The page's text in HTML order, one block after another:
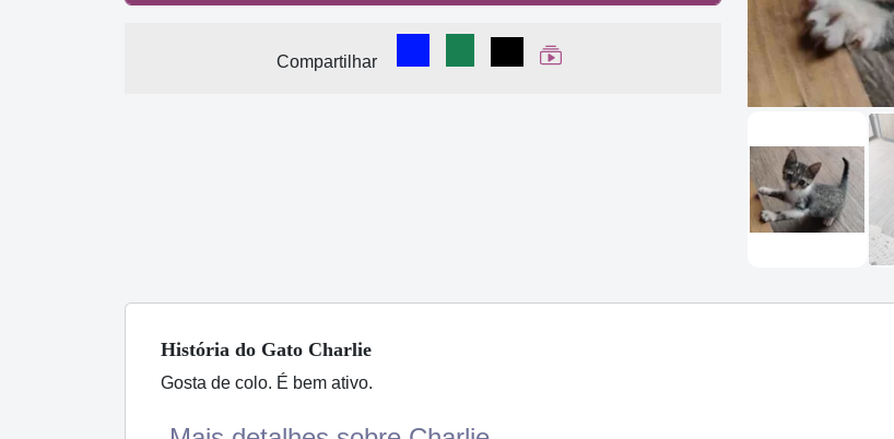
Compartilhar
Compartilhar no Facebook
Compartilhar no WhatsApp
Compartilhar
Ver Web Story
História do Gato Charlie
Gosta de colo. É bem ativo.